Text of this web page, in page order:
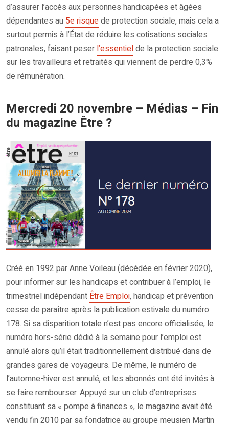
d’assurer l’accès aux personnes handicapées et âgées
dépendantes au 5e risquede protection sociale, mais cela a
surtout permis à l’État de réduire les cotisations sociales
patronales, faisant peser l’essentielde la protection sociale
sur les travailleurs et retraités qui viennent de perdre 0,3%
de rémunération.
Mercredi 20 novembre – Médias – Fin
du magazine Être ?
Créé en 1992 par Anne Voileau (décédée en février 2020),
pour informer sur les handicaps et contribuer à l’emploi, le
trimestriel indépendant Être Emploi, handicap et prévention
cesse de paraître après la publication estivale du numéro
178. Si sa disparition totale n’est pas encore officialisée, le
numéro hors-série dédié à la semaine pour l’emploi est
annulé alors qu’il était traditionnellement distribué dans de
grandes gares de voyageurs. De même, le numéro de
l’automne-hiver est annulé, et les abonnés ont été invités à
se faire rembourser. Appuyé sur un club d’entreprises
constituant sa « pompe à finances », le magazine avait été
vendu fin 2010 par sa fondatrice au groupe meusien Martin